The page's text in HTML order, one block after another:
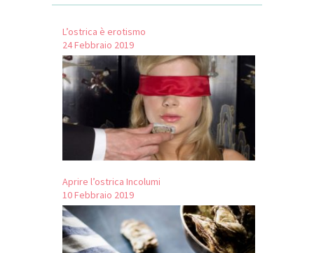
L’ostrica è erotismo
24 Febbraio 2019
Aprire l’ostrica Incolumi
10 Febbraio 2019